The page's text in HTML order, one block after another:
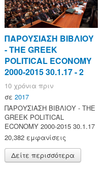
ΠΑΡΟΥΣΙΑΣΗ ΒΙΒΛΙΟΥ
- ΤΗΕ GREEK
POLITICAL ECONOMY
2000-2015 30.1.17 - 2
10 χρόνια πριν
σε 2017
ΠΑΡΟΥΣΙΑΣΗ ΒΙΒΛΙΟΥ - ΤΗΕ
GREEK POLITICAL
ECONOMY 2000-2015 30.1.17
20,382 εμφανίσεις
Δείτε περισσότερα